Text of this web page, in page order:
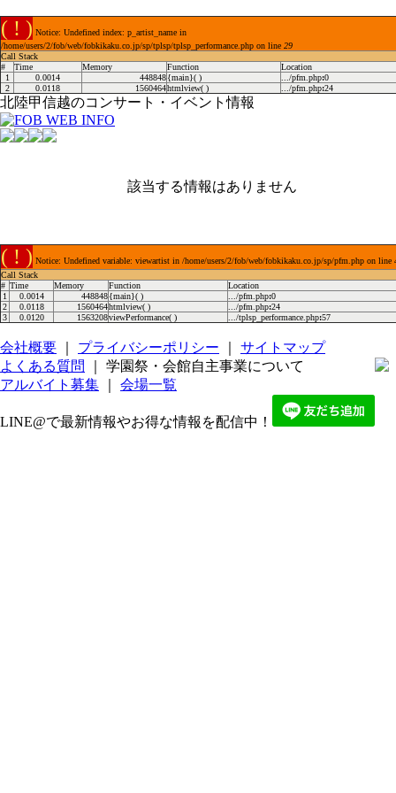
( ! ) Notice: Undefined index: p_artist_name in
/home/users/2/fob/web/fobkikaku.co.jp/sp/tplsp/tplsp_performance.php on line 29
Call Stack
#
Time Memory Function
Location
1
0.0014 448848{main}( ) .../pfm.php:0
2
0.0118 1560464htmlview( ) .../pfm.php:24
北陸甲信越のコンサート・イベント情報
該当する情報はありません
( ! ) Notice: Undefined variable: viewartist in /home/users/2/fob/web/fobkikaku.co.jp/sp/pfm.php on line
Call Stack
# Time Memory Function
Location
1
0.0014 448848{main}( ) .../pfm.php:0
2
0.0118 1560464htmlview( ) .../pfm.php:24
3
0.0120 1563208viewPerformance( ) .../tplsp_performance.php:57
会社概要 プライバシーポリシー
サイトマップ
よくある質問
｜ 学園祭・会館自主事業について
アルバイト募集
会場一覧
LINE@で最新情報やお得な情報を配信中！